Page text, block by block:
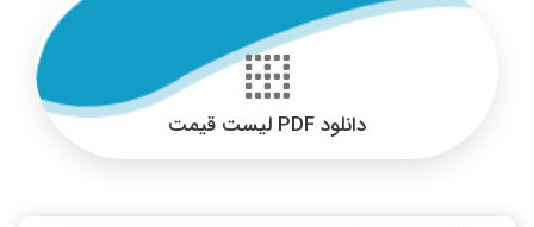
دانلود PDF لیست قیمت